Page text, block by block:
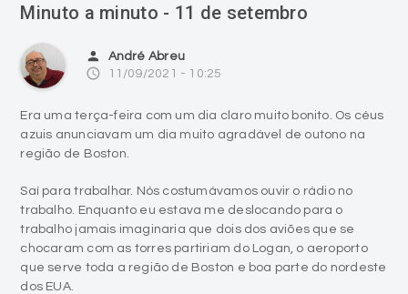
Minuto a minuto - 11 de setembro
person André Abreu
access_time 11/09/2021 - 10:25
Era uma terça-feira com um dia claro muito bonito. Os céus
azuis anunciavam um dia muito agradável de outono na
região de Boston.
Saí para trabalhar. Nós costumávamos ouvir o rádio no
trabalho. Enquanto eu estava me deslocando para o
trabalho jamais imaginaria que dois dos aviões que se
chocaram com as torres partiriam do Logan, o aeroporto
que serve toda a região de Boston e boa parte do nordeste
dos EUA.